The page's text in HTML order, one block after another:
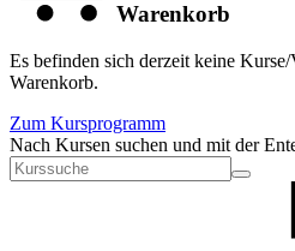
Warenkorb
Es befinden sich derzeit keine
Warenkorb.
Zum Kursprogramm
Nach Kursen suchen und mit der